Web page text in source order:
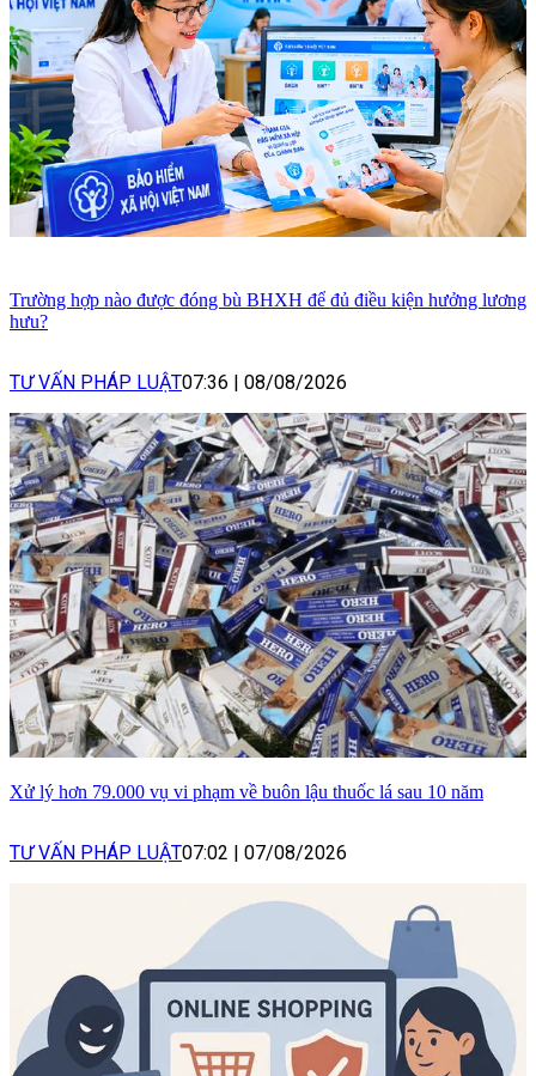
Trường hợp nào được đóng bù BHXH để đủ điều kiện hưởng lương
hưu?
TƯ VẤN PHÁP LUẬT07:36 08/08/2026
Xử lý hơn 79.000 vụ vi phạm về buôn lậu thuốc lá sau 10 năm
TƯ VẤN PHÁP LUẬT07:02 07/08/2026